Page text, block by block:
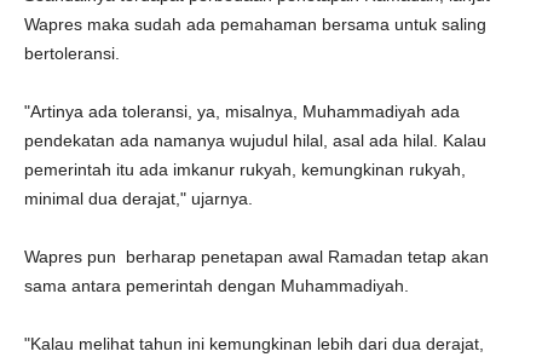
Wapres maka sudah ada pemahaman bersama untuk saling
bertoleransi.
"Artinya ada toleransi, ya, misalnya, Muhammadiyah ada
pendekatan ada namanya wujudul hilal, asal ada hilal. Kalau
pemerintah itu ada imkanur rukyah, kemungkinan rukyah,
minimal dua derajat," ujarnya.
Wapres pun berharap penetapan awal Ramadan tetap akan
sama antara pemerintah dengan Muhammadiyah.
"Kalau melihat tahun ini kemungkinan lebih dari dua derajat,